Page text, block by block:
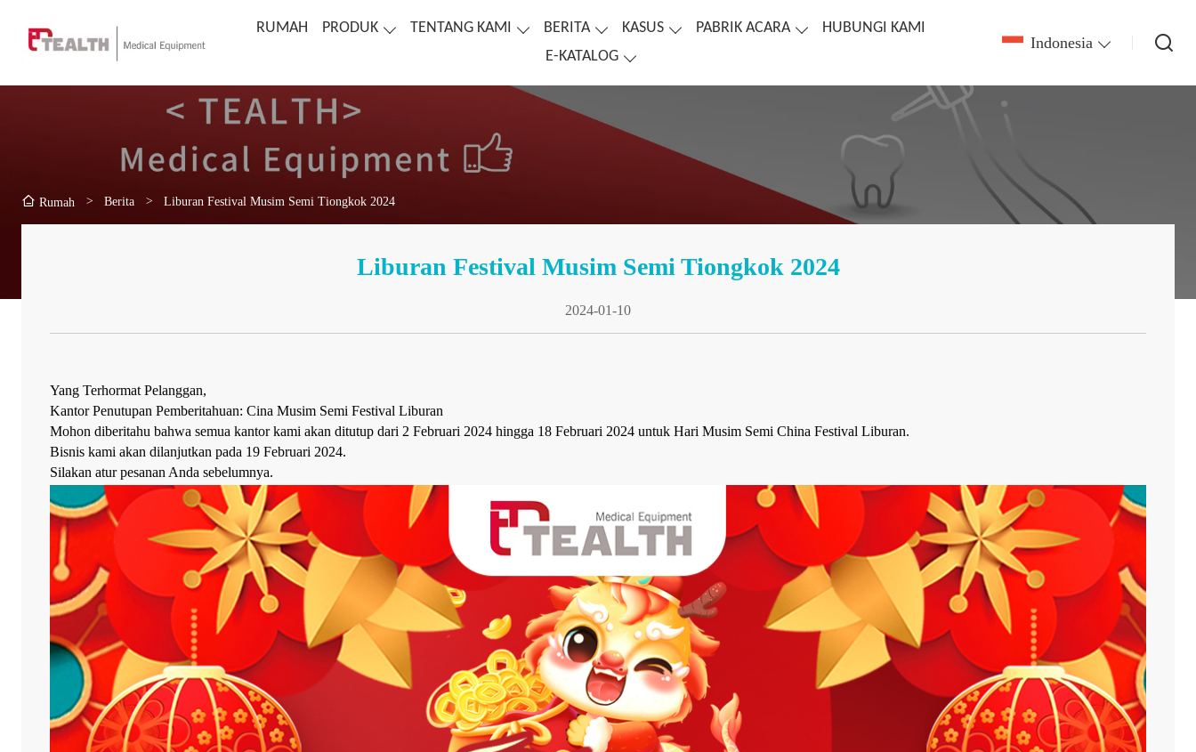
RUMAH PRODUK TENTANG KAMI BERITA KASUS PABRIK ACARA
HUBUNGI KAMI
E-KATALOG
Indonesia
Rumah > Berita > Liburan Festival Musim Semi Tiongkok 2024
Liburan Festival Musim Semi Tiongkok 2024
2024-01-10
Yang Terhormat Pelanggan,
Kantor Penutupan Pemberitahuan: Cina Musim Semi Festival Liburan
Mohon diberitahu bahwa semua kantor kami akan ditutup dari 2 Februari 2024 hingga 18 Februari 2024 untuk Hari Musim Semi China Festival Liburan.
Bisnis kami akan dilanjutkan pada 19 Februari 2024.
Silakan atur pesanan Anda sebelumnya.